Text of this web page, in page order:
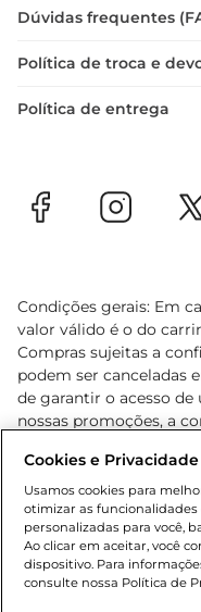
Dúvidas frequentes
Política de troca e
Política de entrega
Condições gerais: Em
valor válido é o do
Compras sujeitas a
podem ser canceladas
de garantir o acesso
nossas promoções, a
cliente. Os preços,
o e-commerce e
sofrer alterações sem
de bebidas alcoólicas
Lei n.º 8069/90, art.
Adolescente). Preços e
Cookies e Privacidade
Usamos cookies para
otimizar as
personalizadas para você,
Ao clicar em aceitar, você
dispositivo. Para
consulte nossa Política de